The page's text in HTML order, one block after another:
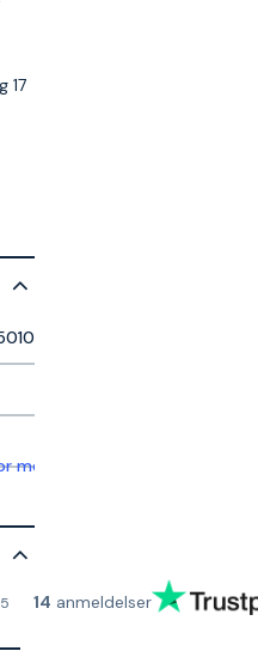
17
mer informasjon
5 14 anmeldelser